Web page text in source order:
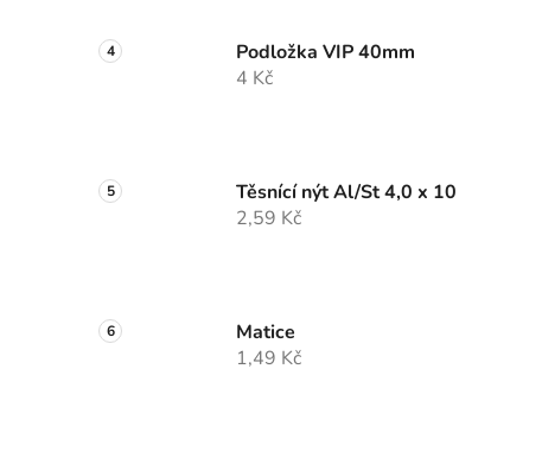
Podložka VIP 40mm
4 Kč
Těsnící nýt Al/St 4,0 x 10
2,59 Kč
Matice
1,49 Kč